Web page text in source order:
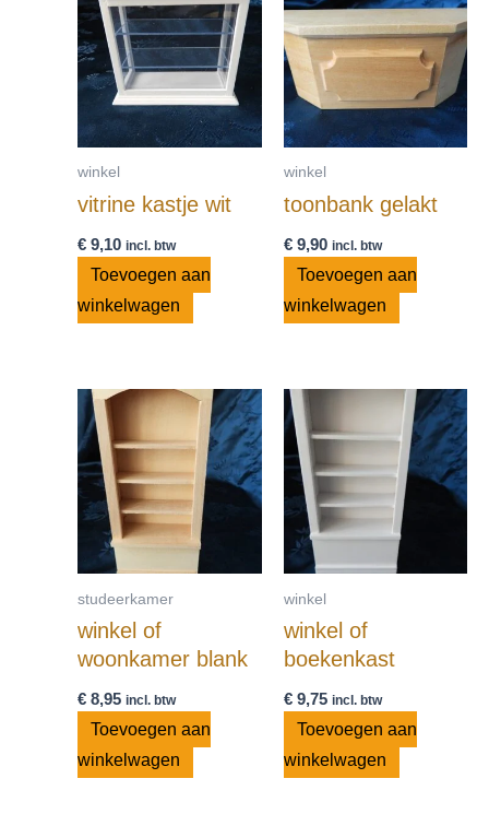
winkel
vitrine kastje wit
€ 9,10 incl. btw
Toevoegen aan
winkelwagen
winkel
toonbank gelakt
€9,90 incl. btw
Toevoegen aan
winkelwagen
studeerkamer
winkel of
woonkamer blank
€ 8,95 incl. btw
Toevoegen aan
winkelwagen
winkel
winkel of
boekenkast
€9,75 incl. btw
Toevoegen aan
winkelwagen